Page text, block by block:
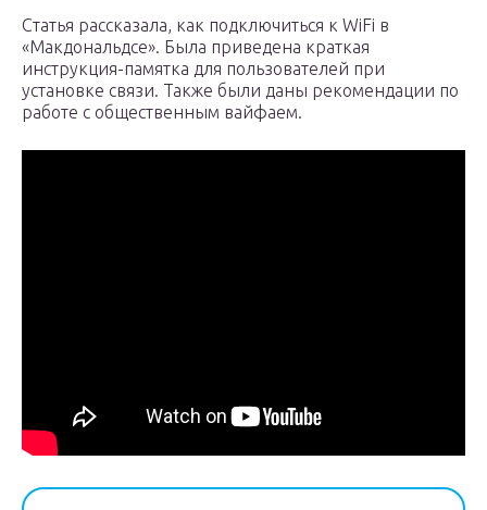
Статья рассказала, как подключиться к WiFi в
«Макдональдсе». Была приведена краткая
инструкция-памятка для пользователей при
установке связи. Также были даны рекомендации по
работе с общественным вайфаем.